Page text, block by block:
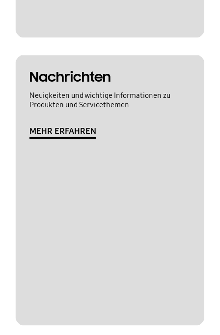
Nachrichten
Neuigkeiten und wichtige Informationen zu
Produkten und Servicethemen
MEHR ERFAHREN